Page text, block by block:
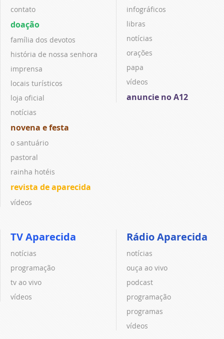
contato
doação
família dos devotos
história de nossa senhora
imprensa
locais turísticos
loja oficial
notícias
novena e festa
o santuário
pastoral
rainha hotéis
revista de aparecida
vídeos
infográficos
libras
notícias
orações
papa
vídeos
anuncie no A12
TV Aparecida
notícias
programação
tv ao vivo
vídeos
Rádio Aparecida
notícias
ouça ao vivo
podcast
programação
programas
vídeos